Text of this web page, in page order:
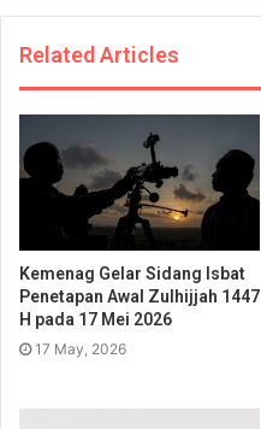
Related Articles
Kemenag Gelar Sidang Isbat
Penetapan Awal Zulhijjah 1447
H pada 17 Mei 2026
17 May, 2026